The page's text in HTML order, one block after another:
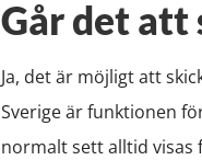
Går det att
Ja, det är möjligt att
Sverige är funktionen
normalt sett alltid visas